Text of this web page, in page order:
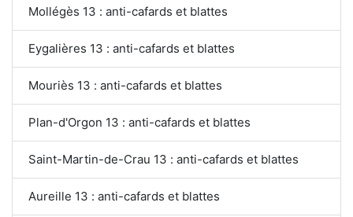
Mollégès 13 : anti-cafards et blattes
Eygalières 13 : anti-cafards et blattes
Mouriès 13 : anti-cafards et blattes
Plan-d'Orgon 13 : anti-cafards et blattes
Saint-Martin-de-Crau 13 : anti-cafards et blattes
Aureille 13 : anti-cafards et blattes